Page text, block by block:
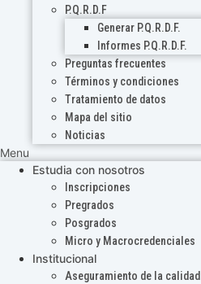
P.Q.R.D.F
Generar P.Q.R.D.F.
Informes P.Q.R.D.F.
Preguntas frecuentes
Términos y condiciones
Tratamiento de datos
Mapa del sitio
Noticias
Menu
Estudia con nosotros
Inscripciones
Pregrados
Posgrados
Micro y Macrocredenciales
Institucional
Aseguramiento de la calidad